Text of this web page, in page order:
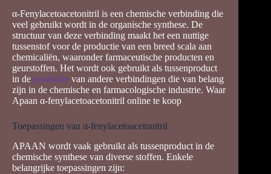
α-Fenylacetoacetonitril is een chemische verbinding die
veel gebruikt wordt in de organische synthese. De
structuur van deze verbinding maakt het een nuttige
tussenstof voor de productie van een breed scala aan
chemicaliën, waaronder farmaceutische producten en
geurstoffen. Het wordt ook gebruikt als tussenproduct
in de productie van andere verbindingen die van belang
zijn in de chemische en farmacologische industrie. Waar
Apaan α-fenylacetoacetonitril online te koop
Toepassingen van α-fenylacetoacetonitril
APAAN wordt vaak gebruikt als tussenproduct in de
chemische synthese van diverse stoffen. Enkele
belangrijke toepassingen zijn: